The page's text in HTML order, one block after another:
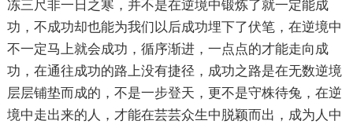
冻三尺非一日之寒，并不是在逆境中锻炼了就一定能成
功，不成功却也能为我们以后成功埋下了伏笔，在逆境中
不一定马上就会成功，循序渐进，一点点的才能走向成
功，在通往成功的路上没有捷径，成功之路是在无数逆境
层层铺垫而成的，不是一步登天，更不是守株待兔，在逆
境中走出来的人，才能在芸芸众生中脱颖而出，成为人中